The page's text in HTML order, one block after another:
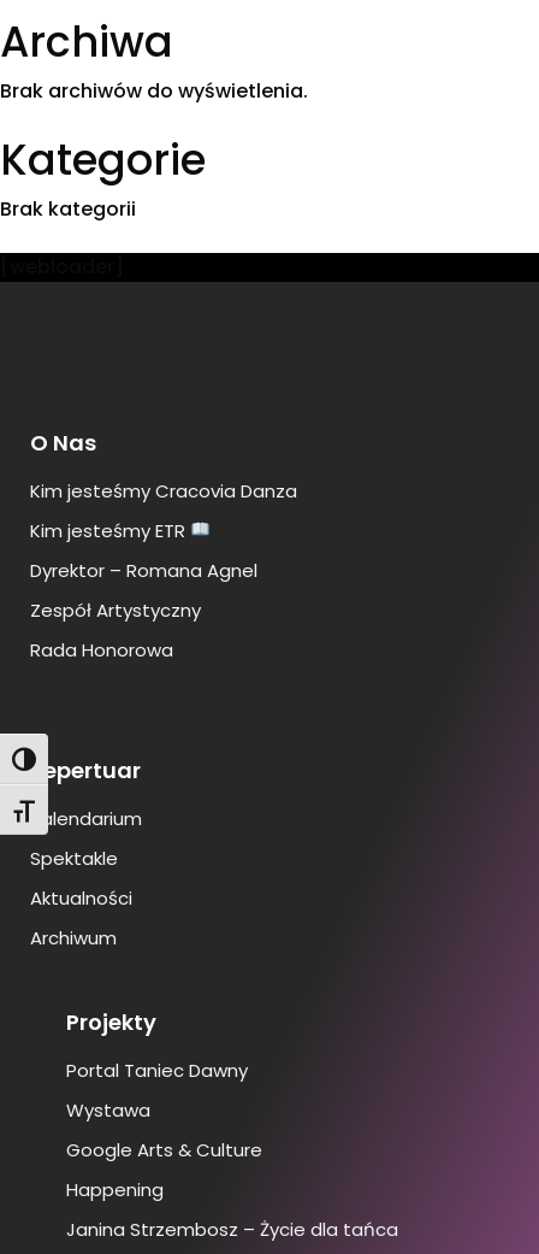
Toggle High Contrast
Toggle Font size
Archiwa
Brak archiwów do wyświetlenia.
Kategorie
Brak kategorii
O Nas
Kim jesteśmy Cracovia Danza
Kim jesteśmy ETR
Dyrektor – Romana Agnel
Zespół Artystyczny
Rada Honorowa
Repertuar
Kalendarium
Spektakle
Aktualności
Archiwum
Projekty
Portal Taniec Dawny
Wystawa
Google Arts & Culture
Happening
Janina Strzembosz – Życie dla tańca